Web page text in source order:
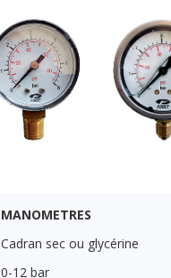
MANOMETRES
Cadran sec ou glycérine
0-12 bar